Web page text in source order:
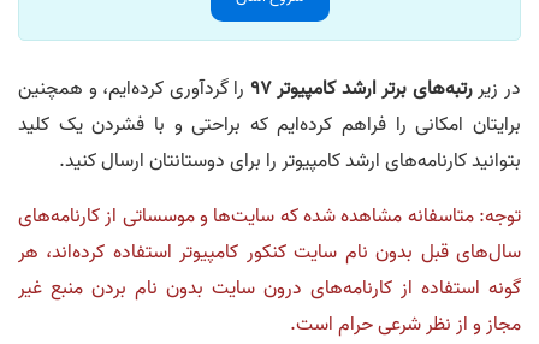
در زیررتبه‌های برتر ارشد کامپیوتر 97
را گردآوری کرده‌ایم، و همچنین
برایتان امکانی را فراهم کرده‌ایم که براحتی و با فشردن یک کلید
بتوانید کارنامه‌های ارشد کامپیوتر را برای دوستانتان ارسال کنید.
توجه: متاسفانه مشاهده شده که سایت‌ها و موسساتی از کارنامه‌های
سال‌های قبل بدون نام سایت کنکور کامپیوتر استفاده کرده‌اند، هر
گونه استفاده از کارنامه‌های درون سایت بدون نام بردن منبع غیر
مجاز و از نظر شرعی حرام است.